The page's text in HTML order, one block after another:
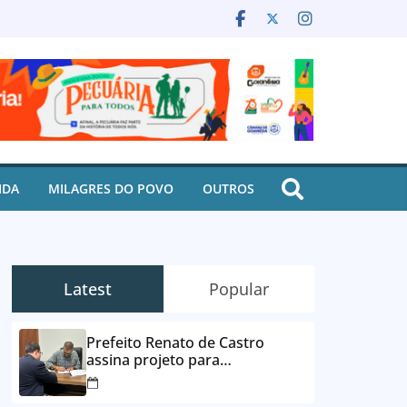
MILAGRES DO POVO OUTROS
Latest Popular
Prefeito Renato de Castro
assina projeto para
desbloqueio de contas e
parcelamento de dívidas em até